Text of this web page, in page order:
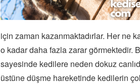
için zaman kazanmaktadırlar. Her ne
o kadar daha fazla zarar görmektedir.
sayesinde kedilere neden dokuz
üstüne düşme hareketinde kedilerin